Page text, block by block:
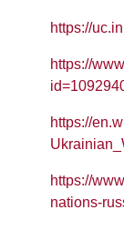
https://
https://
https://
https://
nations-